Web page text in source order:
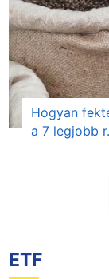
Hogyan
a 7 legjobb
ETF